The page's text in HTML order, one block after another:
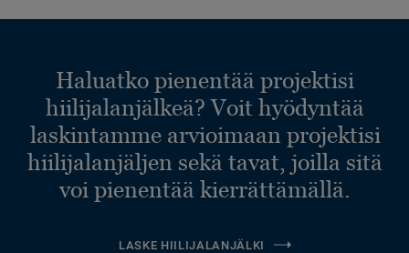
Haluatko pienentää projektisi
hiilijalanjälkeä? Voit hyödyntää
laskintamme arvioimaan projektisi
hiilijalanjäljen sekä tavat, joilla sitä
voi pienentää kierrättämällä.
LASKE HIILIJALANJÄLKI